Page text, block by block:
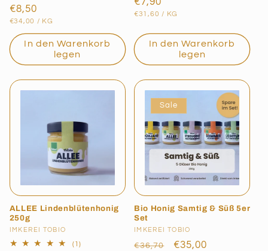
Normaler
Preis
€8,50
GRUNDPREIS
€34,00 / PRO
KG
In den Warenkorb
legen
Preis
GRUNDPREIS
€31,60 / PRO
KG
In den Warenkorb
legen
ALLEE Lindenblütenhonig
250g
Anbieter:
IMKEREI TOBIO
(1)1
Sale
Bio Honig Samtig & Süß 5er
Set
Anbieter:
IMKEREI TOBIO
Normaler
€36,70 Verkaufspreis
€35,00